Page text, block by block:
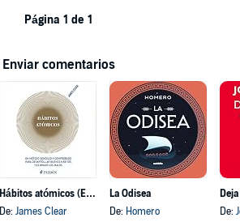
Página 1 de 1
Enviar comentarios
Hábitos atómicos (Español neutro)
De: James Clear
La Odisea
De: Homero
De: